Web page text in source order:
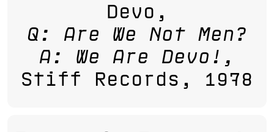
Devo,
Q: Are We Not Men?
A: We Are Devo!,
Stiff Records, 1978